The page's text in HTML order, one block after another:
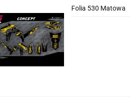
Folia 530 Matowa